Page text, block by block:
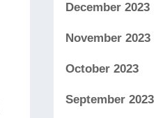
December 2023
November 2023
October 2023
September 2023